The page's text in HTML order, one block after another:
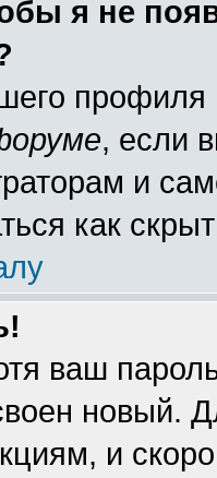
я не
, если
и
как
ваш
новый.
и